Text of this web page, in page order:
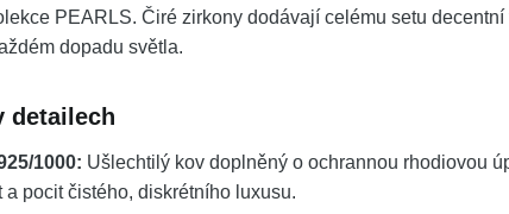
PEARLS. Čiré zirkony dodávají celému setu decentní
dopadu světla.
detailech
1000: Ušlechtilý kov doplněný o ochrannou rhodiovou
a pocit čistého, diskrétního luxusu.